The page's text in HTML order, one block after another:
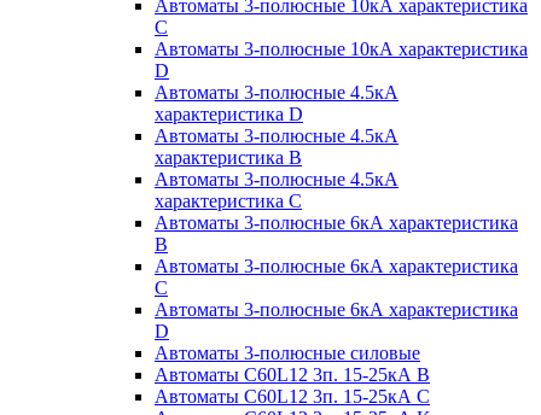
Автоматы 3-полюсные 10кА характеристика
C
Автоматы 3-полюсные 10кА характеристика
D
Автоматы 3-полюсные 4.5кА
характеристика D
Автоматы 3-полюсные 4.5кА
характеристика В
Автоматы 3-полюсные 4.5кА
характеристика С
Автоматы 3-полюсные 6кА характеристика
B
Автоматы 3-полюсные 6кА характеристика
C
Автоматы 3-полюсные 6кА характеристика
D
Автоматы 3-полюсные силовые
Автоматы C60L12 3п. 15-25кА B
Автоматы C60L12 3п. 15-25кА C